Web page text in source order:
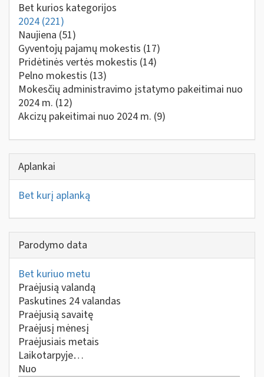
Bet kurios kategorijos
2024 (221)
Naujiena (51)
Gyventojų pajamų mokestis (17)
Pridėtinės vertės mokestis (14)
Pelno mokestis (13)
Mokesčių administravimo įstatymo pakeitimai nuo
2024 m. (12)
Akcizų pakeitimai nuo 2024 m. (9)
Aplankai
Bet kurį aplanką
Parodymo data
Bet kuriuo metu
Praėjusią valandą
Paskutines 24 valandas
Praėjusią savaitę
Praėjusį mėnesį
Praėjusiais metais
Laikotarpyje…
Nuo